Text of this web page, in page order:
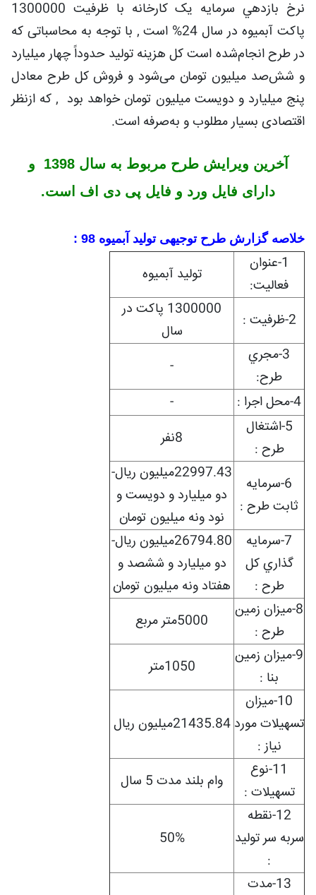
نرخ بازدهي سرمايه یک کارخانه با ظرفیت 1300000
پاکت آبمیوه در سال 24% است , با توجه به محاسباتی که
در طرح انجام‌شده است کل هزینه تولید حدوداً چهار میلیارد
و شش‌صد میلیون تومان می‌شود و فروش کل طرح معادل
پنج میلیارد و دویست میلیون تومان خواهد بود , که ازنظر
اقتصادی بسیار مطلوب و به‌صرفه است.
آخرین ویرایش طرح مربوط به سال 1398 و
دارای فایل ورد و فایل پی دی اف است.
خلاصه گزارش طرح توجیهی تولید آبمیوه 98 :
1-عنوان
فعاليت:
تولید آبمیوه
2-ظرفيت :
1300000 پاکت در
سال
3-مجري
طرح:
-
4-محل اجرا :
-
5-اشتغال
طرح :
8نفر
6-سرمايه
ثابت طرح :
22997.43میلیون ریال-
دو میلیارد و دویست و
نود ونه میلیون تومان
7-سرمايه
گذاري کل
طرح :
26794.80میلیون ریال-
دو میلیارد و ششصد و
هفتاد ونه میلیون تومان
8-ميزان زمين
طرح :
5000متر مربع
9-ميزان زمين
بنا :
1050متر
10-ميزان
تسهيلات مورد
نياز :
21435.84میلیون ریال
11-نوع
تسهيلات :
وام بلند مدت 5 سال
12-نقطه
سربه سر توليد
:
50%
13-مدت